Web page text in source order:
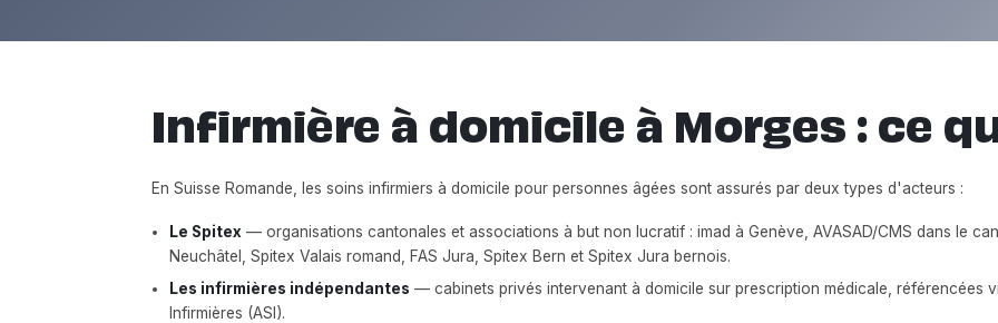
Infirmière à domicile à Morges : ce
En Suisse Romande, les soins infirmiers à domicile pour personnes âgées sont assurés par deux types d'acteurs :
Le Spitex — organisations cantonales et associations à but non lucratif : imad à Genève, AVASAD/CMS dans le
Neuchâtel, Spitex Valais romand, FAS Jura, Spitex Bern et Spitex Jura bernois.
Les infirmières indépendantes — cabinets privés intervenant à domicile sur prescription médicale, référencées
Infirmières (ASI).